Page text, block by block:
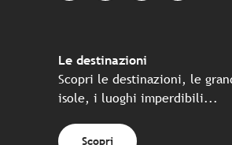
Le destinazioni
Scopri le destinazioni, le
isole, i luoghi imperdibili...
Scopri